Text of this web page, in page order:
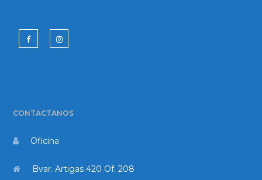
CONTACTANOS
Oficina
Bvar. Artigas 420 Of. 208